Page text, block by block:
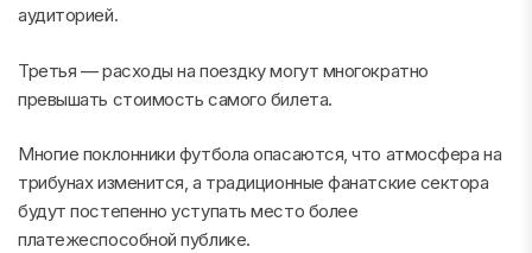
аудиторией.
Третья — расходы на поездку могут многократно
превышать стоимость самого билета.
Многие поклонники футбола опасаются, что атмосфера на
трибунах изменится, а традиционные фанатские сектора
будут постепенно уступать место более
платежеспособной публике.